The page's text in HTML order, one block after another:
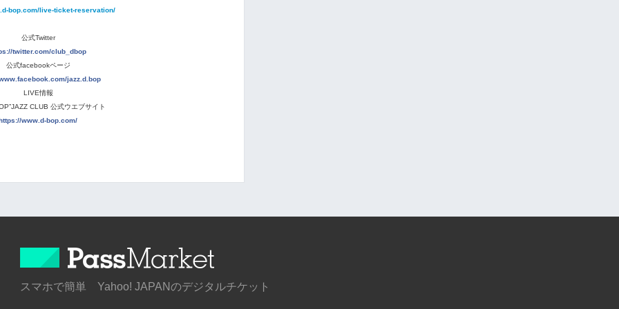
bop.com/live-ticket-reservation/
公式Twitter
twitter.com/club_dbop
公式facebookページ
jazz.d.bop
LIVE情報
CLUB 公式ウエブサイト
www.d-bop.com/
スマホで簡単 Yahoo! JAPANのデジタルチケット